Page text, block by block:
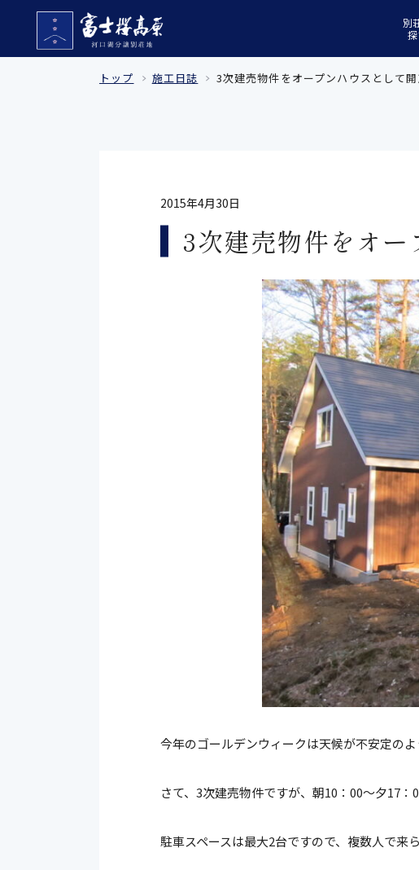
別
トップ 施工日誌 3次建売物件をオープンハウスとして開
2015年4月30日
3次建売物件をオ
今年のゴールデンウィークは天候が不安定の
さて、3次建売物件ですが、朝10：00～夕17
駐車スペースは最大2台ですので、複数人で来